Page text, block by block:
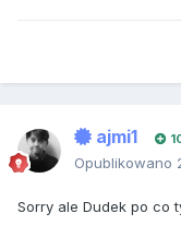
ajmi1
Opublikowano
Sorry ale Dudek po co